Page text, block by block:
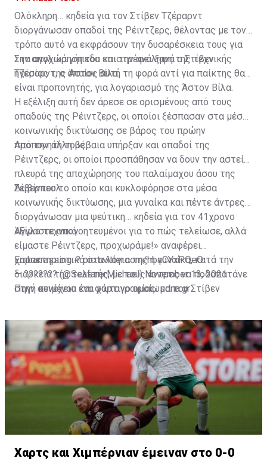
Ολόκληρη… κηδεία για τον Στίβεν Τζέραρντ
διοργάνωσαν οπαδοί της Ρέιντζερς, θέλοντας με τον
τρόπο αυτό να εκφράσουν την δυσαρέσκεια τους για
την αποχώρηση του και την ανάληψη της τεχνικής
ηγεσίας της Άστον Βίλα.
Στα αγγλικά γήπεδα επιστρέφει ξανά ο Στίβεν
Τζέραρντ, ο οποίος αυτή τη φορά αντί για παίκτης θα
είναι προπονητής, για λογαριασμό της Άστον Βίλα.
Η εξέλιξη αυτή δεν άρεσε σε ορισμένους από τους
οπαδούς της Ρέιντζερς, οι οποίοι ξέσπασαν στα μέσα
κοινωνικής δικτύωσης σε βάρος του πρώην
προπονητή τους.
Από την άλλη βέβαια υπήρξαν και οπαδοί της
Ρέιντζερς, οι οποίοι προσπάθησαν να δουν την αστεία
πλευρά της αποχώρησης του παλαίμαχου άσου της
Λίβερπουλ.
Σε βίντεο το οποίο και κυκλοφόρησε στα μέσα
κοινωνικής δικτύωσης, μια γυναίκα και πέντε άντρες
διοργάνωσαν μια ψεύτικη… κηδεία για τον 41χρονο
Άγγλο τεχνικό.
«Είμαστε απογοητευμένοι για το πώς τελείωσε, αλλά
είμαστε Ρέιντζερς, προχωράμε!» αναφέρει
χαρακτηριστικά στα λόγια της η γυναίκα, κατά την
διάρκεια της τελετής, με τους άντρες να ποδοπατάνε
στην συνέχεια ένα χάρτινο ομοίωμα του Στίβεν
Embarrassing. ?pic.twitter.com/hbaCYxPQeO
— ??????? (@SeafarerMichael)November 13, 2021
Πηγή κειμένου και φωτογραφίας: sdna.gr
Χαρτς και Χιμπέρνιαν έμειναν στο 0-0